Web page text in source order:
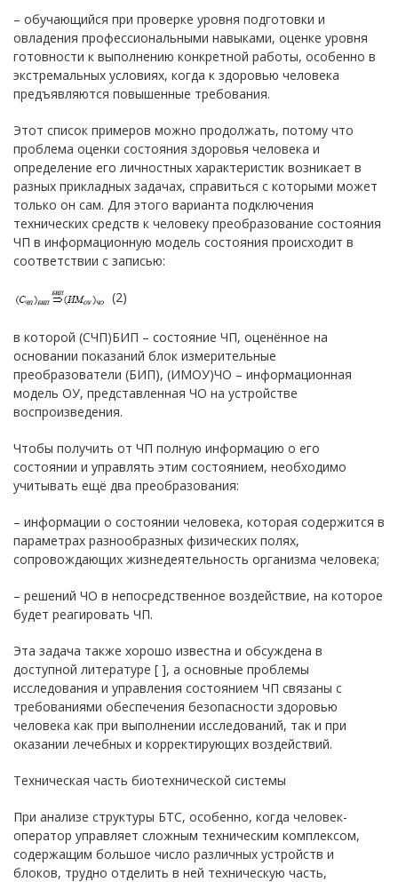
– обучающийся при проверке уровня подготовки и
овладения профессиональными навыками, оценке уровня
готовности к выполнению конкретной работы, особенно в
экстремальных условиях, когда к здоровью человека
предъявляются повышенные требования.
Этот список примеров можно продолжать, потому что
проблема оценки состояния здоровья человека и
определение его личностных характеристик возникает в
разных прикладных задачах, справиться с которыми может
только он сам. Для этого варианта подключения
технических средств к человеку преобразование состояния
ЧП в информационную модель состояния происходит в
соответствии с записью:
(2)
в которой (СЧП)БИП – состояние ЧП, оценённое на
основании показаний блок измерительные
преобразователи (БИП), (ИМОУ)ЧО – информационная
модель ОУ, представленная ЧО на устройстве
воспроизведения.
Чтобы получить от ЧП полную информацию о его
состоянии и управлять этим состоянием, необходимо
учитывать ещё два преобразования:
– информации о состоянии человека, которая содержится в
параметрах разнообразных физических полях,
сопровождающих жизнедеятельность организма человека;
– решений ЧО в непосредственное воздействие, на которое
будет реагировать ЧП.
Эта задача также хорошо известна и обсуждена в
доступной литературе [ ], а основные проблемы
исследования и управления состоянием ЧП связаны с
требованиями обеспечения безопасности здоровью
человека как при выполнении исследований, так и при
оказании лечебных и корректирующих воздействий.
Техническая часть биотехнической системы
При анализе структуры БТС, особенно, когда человек-
оператор управляет сложным техническим комплексом,
содержащим большое число различных устройств и
блоков, трудно отделить в ней техническую часть,